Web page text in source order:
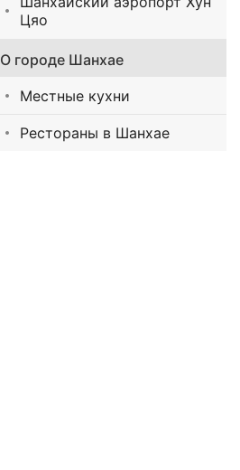
Цяо
О городе Шанхае
Местные кухни
Рестораны в Шанхае